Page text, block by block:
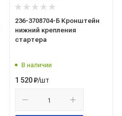
236-3708704-Б Кронштейн
нижний крепления
стартера
В наличии
1 520₽/шт